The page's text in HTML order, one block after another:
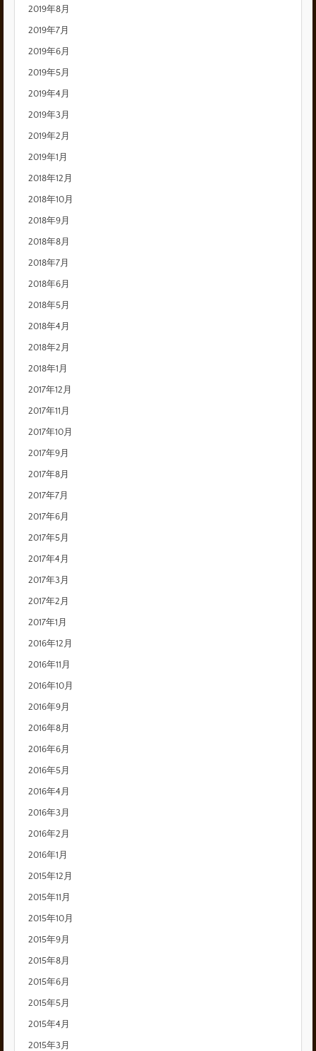
2019年8月
2019年7月
2019年6月
2019年5月
2019年4月
2019年3月
2019年2月
2019年1月
2018年12月
2018年10月
2018年9月
2018年8月
2018年7月
2018年6月
2018年5月
2018年4月
2018年2月
2018年1月
2017年12月
2017年11月
2017年10月
2017年9月
2017年8月
2017年7月
2017年6月
2017年5月
2017年4月
2017年3月
2017年2月
2017年1月
2016年12月
2016年11月
2016年10月
2016年9月
2016年8月
2016年6月
2016年5月
2016年4月
2016年3月
2016年2月
2016年1月
2015年12月
2015年11月
2015年10月
2015年9月
2015年8月
2015年6月
2015年5月
2015年4月
2015年3月